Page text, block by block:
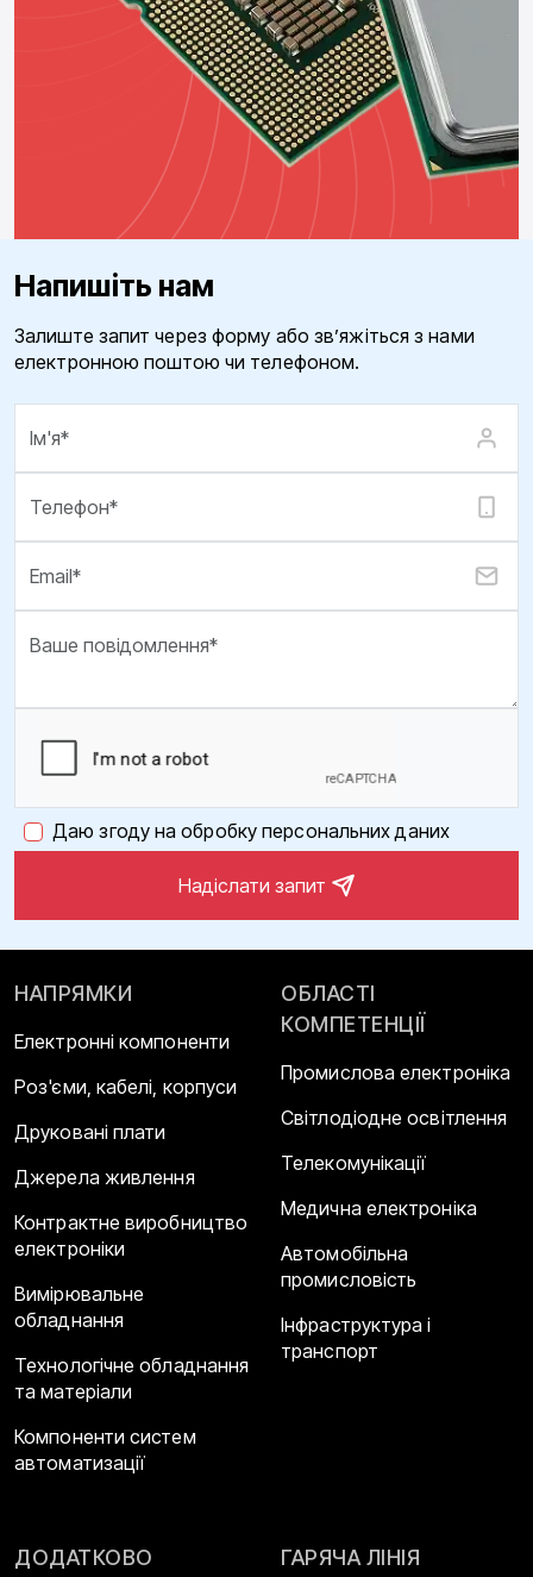
Напишіть нам
Залиште запит через форму або зв’яжіться з нами
електронною поштою чи телефоном.
Даю згоду на обробку персональних даних
Надіслати запит
НАПРЯМКИ
Електронні компоненти
Роз'єми, кабелі, корпуси
Друковані плати
Джерела живлення
Контрактне виробництво
електроніки
Вимірювальне
обладнання
Технологічне обладнання
та матеріали
Компоненти систем
автоматизації
ОБЛАСТІ
КОМПЕТЕНЦІЇ
Промислова електроніка
Світлодіодне освітлення
Телекомунікації
Медична електроніка
Автомобільна
промисловість
Інфраструктура і
транспорт
ДОДАТКОВО ГАРЯЧА ЛІНІЯ